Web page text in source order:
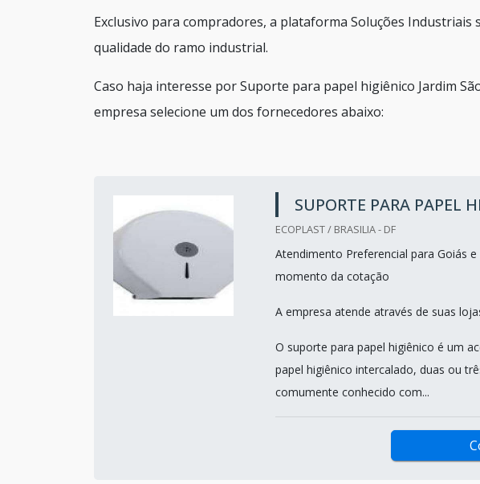
Exclusivo para compradores, a plataforma Soluções
qualidade do ramo industrial.
Caso haja interesse por Suporte para papel higiênico Jardim
empresa selecione um dos fornecedores abaixo:
SUPORTE PARA PAPEL
ECOPLAST / BRASILIA - DF
Atendimento Preferencial para Goiás
momento da cotação
A empresa atende através de suas
O suporte para papel higiênico é um
papel higiênico intercalado, duas ou
comumente conhecido com...